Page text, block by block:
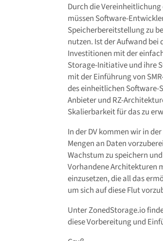
Durch die
müssen Software-
Speicherbereitstellung zu
nutzen. Ist der Aufwand
Investitionen mit der
Storage-Initiative und ihre
mit der Einführung von
des einheitlichen Software-
Anbieter und RZ-
Skalierbarkeit für das zu
In der DV kommen wir in
Mengen an Daten
Wachstum zu speichern
Vorhandene Architekturen
einzusetzen, die all das
um sich auf diese Flut
Unter ZonedStorage.io
diese Vorbereitung und